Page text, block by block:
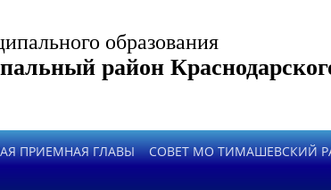
образования
район
ПРИЕМНАЯ ГЛАВЫ СОВЕТ МО ТИМАШЕВСКИЙ